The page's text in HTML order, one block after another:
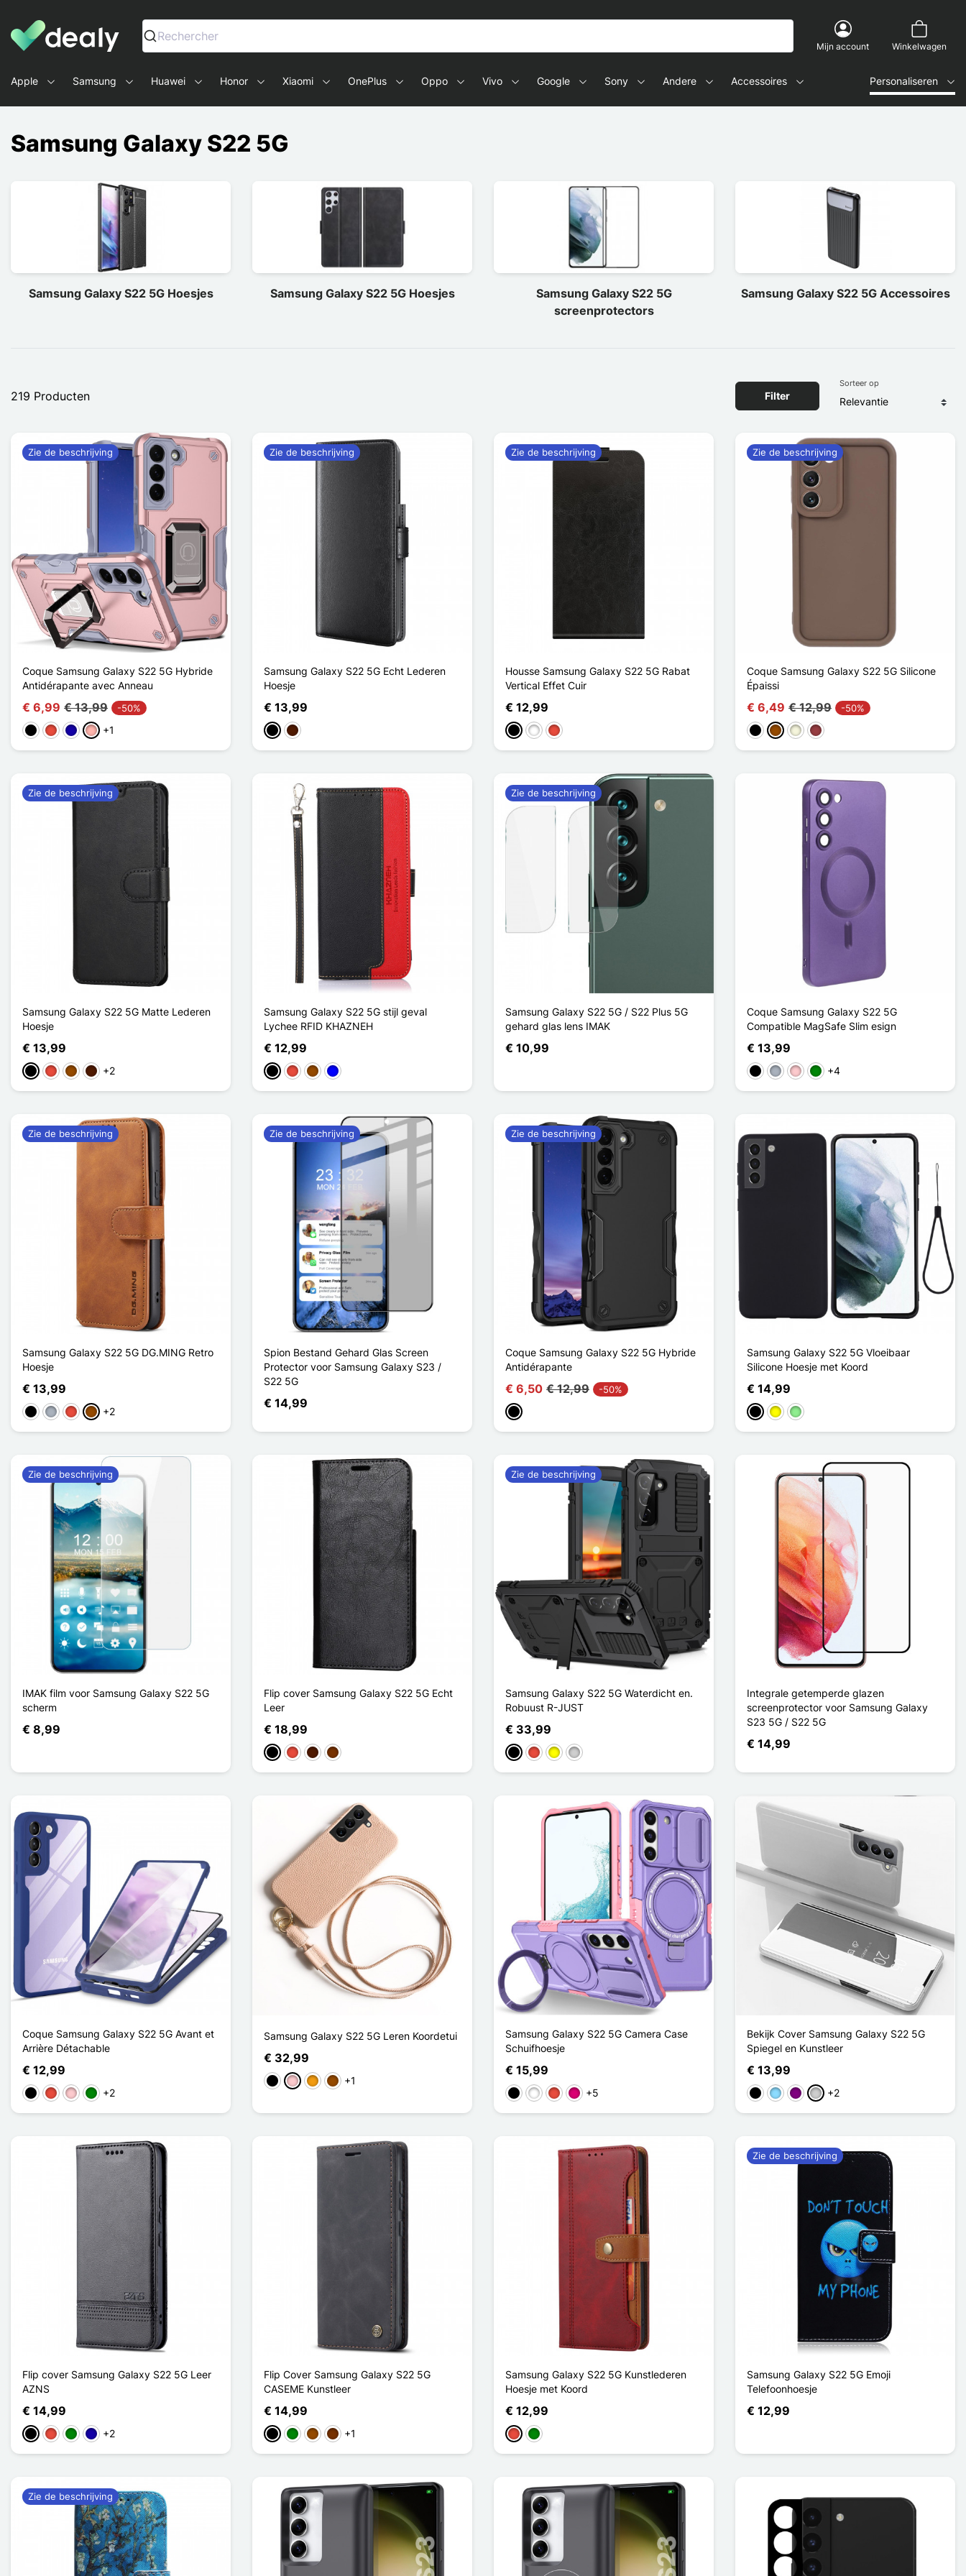
Dealy - Telefoonhoesjes en Accessoires voor smartphones en tablets
Rechercher
Mijn account Winkelwagen
Apple Samsung Huawei Honor Xiaomi OnePlus Oppo Vivo Google Sony Andere Accessoires Personaliseren
Samsung Galaxy S22 5G
Samsung Galaxy S22 5G Hoesjes Samsung Galaxy S22 5G Hoesjes
Samsung Galaxy S22 5G
screenprotectors
Samsung Galaxy S22 5G Accessoires
219 Producten Filter
Sorteer op
Coque Samsung Galaxy S22 5G Hybride
Antidérapante avec Anneau
€ 6,99 € 13,99 -50%
ZwartRoodDonkerblauw
Rose Goud
+1
Zie de beschrijving
Samsung Galaxy S22 5G Echt Lederen
Hoesje
€ 13,99
ZwartDonkerbruin
Zie de beschrijving
Housse Samsung Galaxy S22 5G Rabat
Vertical Effet Cuir
€ 12,99
ZwartWit Rood
Zie de beschrijving
Coque Samsung Galaxy S22 5G Silicone
Épaissi
€ 6,49 € 12,99 -50%
ZwartBruinBeigeDonkerrood
Zie de beschrijving
Samsung Galaxy S22 5G Matte Lederen
Hoesje
€ 13,99
ZwartRoodBruinDonkerbruin
+2
Zie de beschrijving
Samsung Galaxy S22 5G stijl geval
Lychee RFID KHAZNEH
€ 12,99
ZwartRoodBruinBlauw
Samsung Galaxy S22 5G / S22 Plus 5G
gehard glas lens IMAK
€ 10,99
Zie de beschrijving
Coque Samsung Galaxy S22 5G
Compatible MagSafe Slim esign
€ 13,99
ZwartGrijsRozeGroen
+4
Samsung Galaxy S22 5G DG.MING Retro
Hoesje
€ 13,99
ZwartGrijsRoodBruin+2
Zie de beschrijving
Spion Bestand Gehard Glas Screen
Protector voor Samsung Galaxy S23 /
S22 5G
€ 14,99
Zie de beschrijving
Coque Samsung Galaxy S22 5G Hybride
Antidérapante
€ 6,50 € 12,99 -50%
Zwart
Zie de beschrijving
Samsung Galaxy S22 5G Vloeibaar
Silicone Hoesje met Koord
€ 14,99
ZwartGeelLichtgroen
IMAK film voor Samsung Galaxy S22 5G
scherm
€ 8,99
Zie de beschrijving
Flip cover Samsung Galaxy S22 5G Echt
Leer
€ 18,99
ZwartRoodDonkerbruin
Koffie
Samsung Galaxy S22 5G Waterdicht en.
Robuust R-JUST
€ 33,99
ZwartRoodGeelZilver
Zie de beschrijving
Integrale getemperde glazen
screenprotector voor Samsung Galaxy
S23 5G / S22 5G
€ 14,99
Coque Samsung Galaxy S22 5G Avant et
Arrière Détachable
€ 12,99
ZwartRoodRozeGroen
+2
Samsung Galaxy S22 5G Leren Koordetui
€ 32,99
ZwartRozeOranjeBruin+1
Samsung Galaxy S22 5G Camera Case
Schuifhoesje
€ 15,99
ZwartWit RoodMagenta
+5
Bekijk Cover Samsung Galaxy S22 5G
Spiegel en Kunstleer
€ 13,99
ZwartLicht Blauw
PurperZilver+2
Flip cover Samsung Galaxy S22 5G Leer
AZNS
€ 14,99
ZwartRoodGroenDonkerblauw
+2
Flip Cover Samsung Galaxy S22 5G
CASEME Kunstleer
€ 14,99
ZwartGroenBruinKoffie
+1
Samsung Galaxy S22 5G Kunstlederen
Hoesje met Koord
€ 12,99
RoodGroen
Samsung Galaxy S22 5G Emoji
Telefoonhoesje
€ 12,99
Zie de beschrijving
Zie de beschrijving